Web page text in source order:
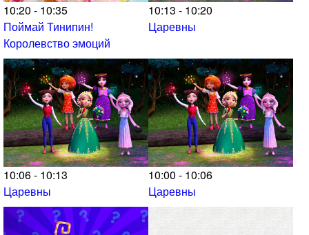
10:20 - 10:35
Поймай Тинипин!
Королевство эмоций
10:13 - 10:20
Царевны
10:06 - 10:13
Царевны
10:00 - 10:06
Царевны